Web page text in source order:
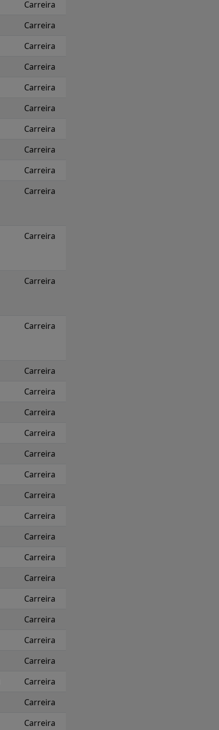
Carreira
Carreira
Carreira
Carreira
Carreira
Carreira
Carreira
Carreira
Carreira
Carreira
Carreira
Carreira
Carreira
Carreira
Carreira
Carreira
Carreira
Carreira
Carreira
Carreira
Carreira
Carreira
Carreira
Carreira
Carreira
Carreira
Carreira
Carreira
Carreira
Carreira
Carreira